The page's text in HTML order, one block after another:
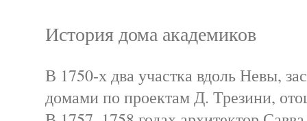
История дома академиков
В 1750-х два участка вдоль Невы,
домами по проектам Д. Трезини,